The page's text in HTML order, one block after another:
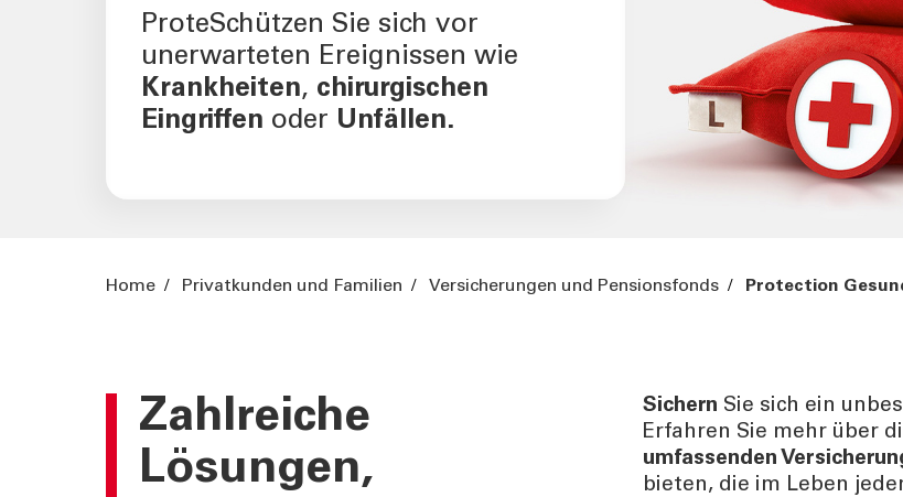
ProteSchützen Sie sich vor
unerwarteten Ereignissen wie
Krankheiten, chirurgischen
Eingriffen oder Unfällen.
Home / Privatkunden und Familien / Versicherungen und Pensionsfonds / Protection
Zahlreiche
Lösungen,
Sichern Sie sich ein
Erfahren Sie mehr über
umfassenden
bieten, die im Leben